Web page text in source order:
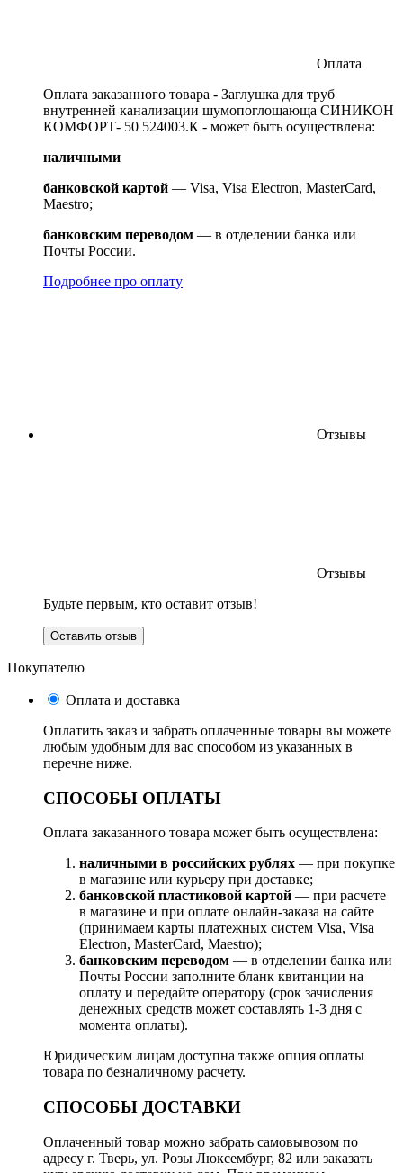
Оплата
Оплата заказанного товара - Заглушка для труб
внутренней канализации шумопоглощающа СИНИКОН
КОМФОРТ- 50 524003.К - может быть осуществлена:
наличными
банковской картой — Visa, Visa Electron, MasterCard,
Maestro;
банковским переводом — в отделении банка или
Почты России.
Подробнее про оплату
Отзывы
Отзывы
Будьте первым, кто оставит отзыв!
Оставить отзыв
Покупателю
Оплата и доставка
Оплатить заказ и забрать оплаченные товары вы можете
любым удобным для вас способом из указанных в
перечне ниже.
СПОСОБЫ ОПЛАТЫ
Оплата заказанного товара может быть осуществлена:
наличными в российских рублях — при покупке
в магазине или курьеру при доставке;
банковской пластиковой картой — при расчете
в магазине и при оплате онлайн-заказа на сайте
(принимаем карты платежных систем Visa, Visa
Electron, MasterCard, Maestro);
банковским переводом — в отделении банка или
Почты России заполните бланк квитанции на
оплату и передайте оператору (срок зачисления
денежных средств может составлять 1-3 дня с
момента оплаты).
Юридическим лицам доступна также опция оплаты
товара по безналичному расчету.
СПОСОБЫ ДОСТАВКИ
Оплаченный товар можно забрать самовывозом по
адресу г. Тверь, ул. Розы Люксембург, 82 или заказать